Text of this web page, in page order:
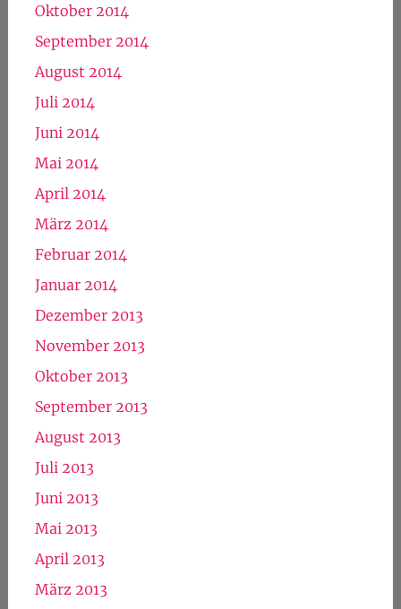
Oktober 2014
September 2014
August 2014
Juli 2014
Juni 2014
Mai 2014
April 2014
März 2014
Februar 2014
Januar 2014
Dezember 2013
November 2013
Oktober 2013
September 2013
August 2013
Juli 2013
Juni 2013
Mai 2013
April 2013
März 2013